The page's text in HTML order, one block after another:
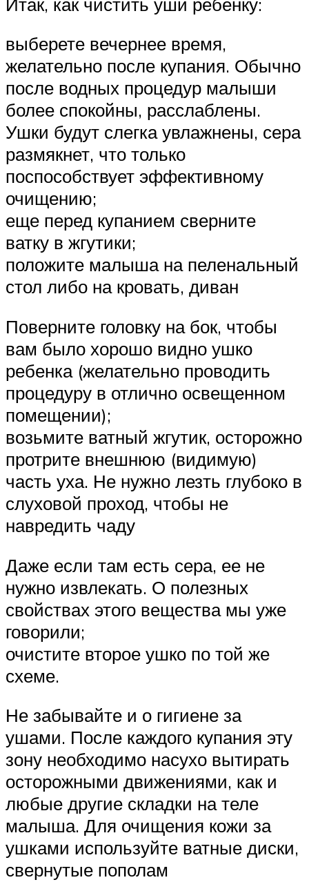
выберете вечернее время,
желательно после купания. Обычно
после водных процедур малыши
более спокойны, расслаблены.
Ушки будут слегка увлажнены, сера
размякнет, что только
поспособствует эффективному
очищению;
еще перед купанием сверните
ватку в жгутики;
положите малыша на пеленальный
стол либо на кровать, диван
Поверните головку на бок, чтобы
вам было хорошо видно ушко
ребенка (желательно проводить
процедуру в отлично освещенном
помещении);
возьмите ватный жгутик, осторожно
протрите внешнюю (видимую)
часть уха. Не нужно лезть глубоко в
слуховой проход, чтобы не
навредить чаду
Даже если там есть сера, ее не
нужно извлекать. О полезных
свойствах этого вещества мы уже
говорили;
очистите второе ушко по той же
схеме.
Не забывайте и о гигиене за
ушами. После каждого купания эту
зону необходимо насухо вытирать
осторожными движениями, как и
любые другие складки на теле
малыша. Для очищения кожи за
ушками используйте ватные диски,
свернутые пополам